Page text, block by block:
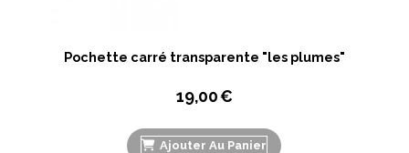
Pochette carré transparente "les plumes"
19,00€
Ajouter Au Panier